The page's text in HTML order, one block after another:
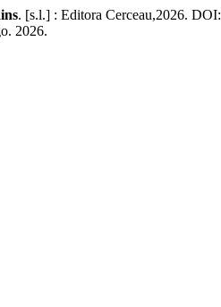
. [s.l.] : Editora Cerceau,2026. DOI:
2026.